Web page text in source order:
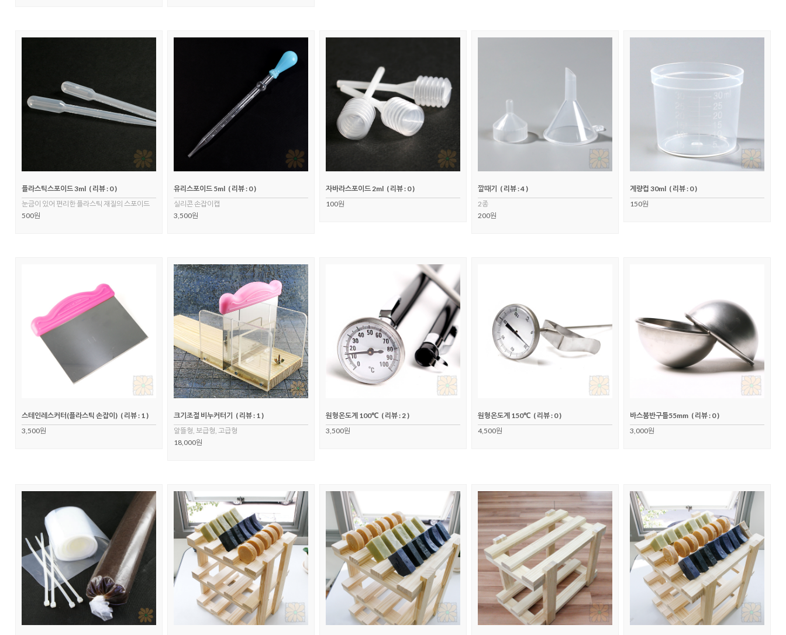
플라스틱스포이드 3ml ( 리뷰 : 0 )
눈금이 있어 편리한 플라스틱 재질의 스포이드
500원
유리스포이드 5ml ( 리뷰 : 0 )
실리콘 손잡이캡
3,500원
자바라스포이드 2ml ( 리뷰 : 0 )
100원
깔때기
( 리뷰 : 4 )
2종
200원
계량컵 30ml ( 리뷰 : 0 )
150원
스테인레스커터(플라스틱 손잡이) ( 리뷰 : 1 )
3,500원
크기조절 비누커터기
( 리뷰 : 1 )
알뜰형, 보급형, 고급형
18,000원
원형온도계 100℃ ( 리뷰 : 2 )
3,500원
원형온도계 150℃ ( 리뷰 : 0 )
4,500원
바스붐반구틀55mm ( 리뷰 : 0 )
3,000원